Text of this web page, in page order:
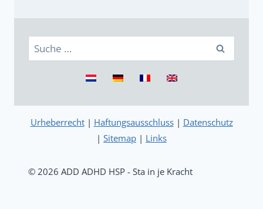
Suche
nach:
© 2026 ADD ADHD HSP - Sta in je Kracht
Urheberrecht| Haftungsausschluss| Datenschutz
| Sitemap | Links